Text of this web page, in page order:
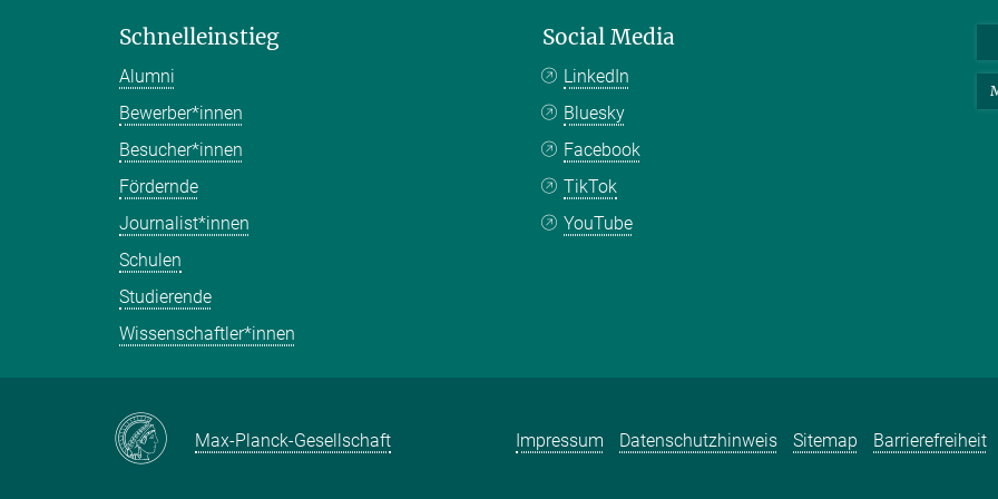
Schnelleinstieg
Alumni
Bewerber*innen
Besucher*innen
Fördernde
Journalist*innen
Schulen
Studierende
Wissenschaftler*innen
Social Media
LinkedIn
Bluesky
Facebook
TikTok
YouTube
Max-Planck-Gesellschaft Impressum Datenschutzhinweis Sitemap Barrierefreiheit